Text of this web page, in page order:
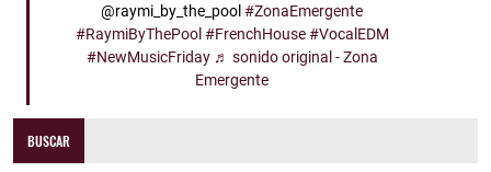
@raymi_by_the_pool#ZonaEmergente
#RaymiByThePool #FrenchHouse #VocalEDM
#NewMusicFriday ♬ sonido original - Zona
Emergente
BUSCAR